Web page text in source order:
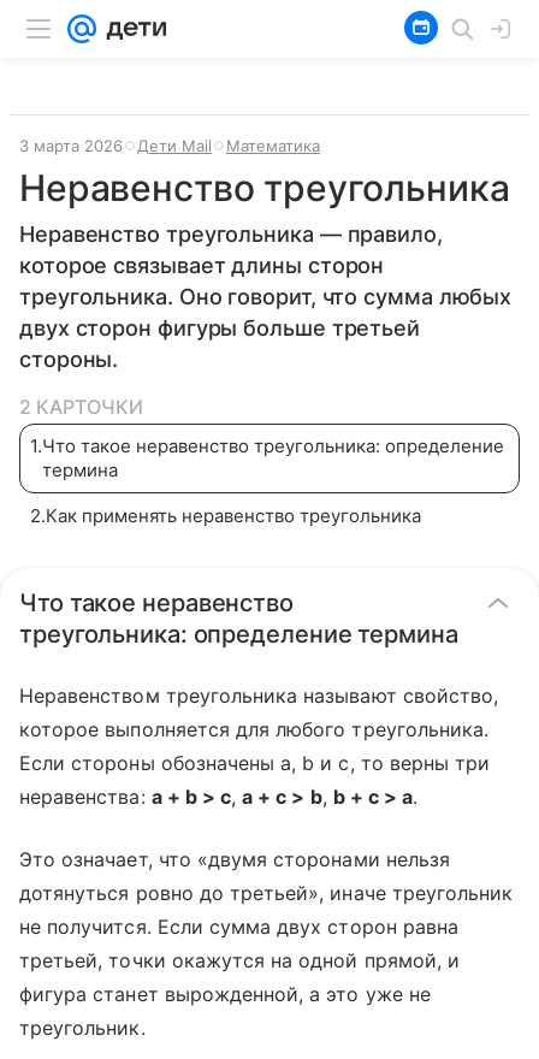
3 марта 2026 Дети Mail Математика
Неравенство треугольника
Неравенство треугольника — правило,
которое связывает длины сторон
треугольника. Оно говорит, что сумма любых
двух сторон фигуры больше третьей
стороны.
2 КАРТОЧКИ
1.Что такое неравенство треугольника: определение
термина
2.Как применять неравенство треугольника
Что такое неравенство
треугольника: определение термина
Неравенством треугольника называют свойство,
которое выполняется для любого треугольника.
Если стороны обозначены a, b и c, то верны три
неравенства: a + b > c,a + c > b, b + c > a.
Это означает, что «двумя сторонами нельзя
дотянуться ровно до третьей», иначе треугольник
не получится. Если сумма двух сторон равна
третьей, точки окажутся на одной прямой, и
фигура станет вырожденной, а это уже не
треугольник.